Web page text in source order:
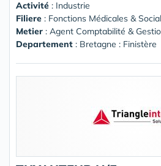
Activité : Industrie
Filiere : Fonctions Médicales &
Metier : Agent Comptabilité &
Departement : Bretagne : Finistère